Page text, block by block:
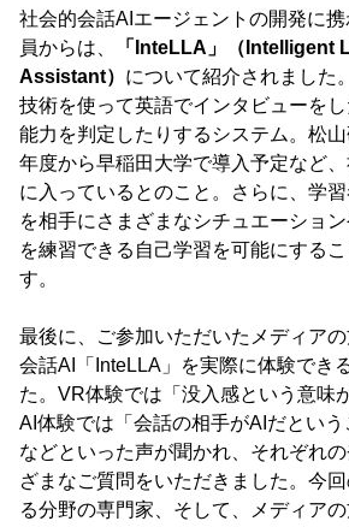
社会的会話AIエージェントの開発に
員からは、
「InteLLA」（Intelligent
Assistant） について紹介されました
技術を使って英語でインタビューを
能力を判定したりするシステム。松
年度から早稲田大学で導入予定など
に入っているとのこと。さらに、学
を相手にさまざまなシチュエーショ
を練習できる自己学習を可能にする
す。
最後に、ご参加いただいたメディア
会話AI「InteLLA」を実際に体験でき
た。VR体験では「没入感という意味
AI体験では「会話の相手がAIだという
などといった声が聞かれ、それぞれ
ざまなご質問をいただきました。今
る分野の専門家、そして、メディア